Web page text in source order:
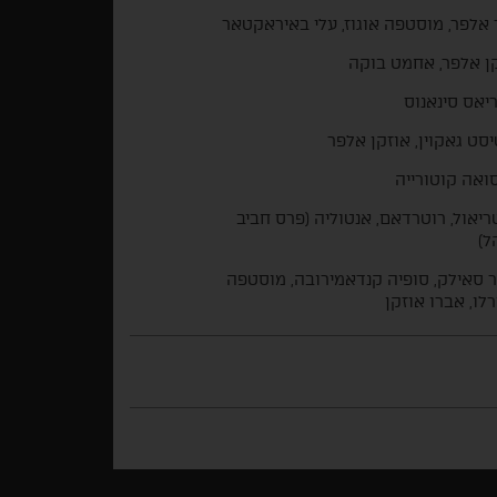
אלפר, מוסטפה אוגוז, עלי באיראקטאר
אלפר, אחמט בוקה
סינאנוס
גאקוין, אוזקן אלפר
קוטורייה
רוטרדאם, אנטוליה (פרס חביב
סאילק, סופיה קנדאמירובה, מוסטפה
אברו אוזקן